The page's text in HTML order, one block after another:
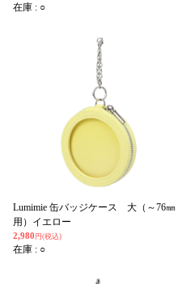
在庫 : ○
Lumimie 缶バッジケース 大（～76㎜
用）イエロー
2,980 円(税込)
在庫 : ○